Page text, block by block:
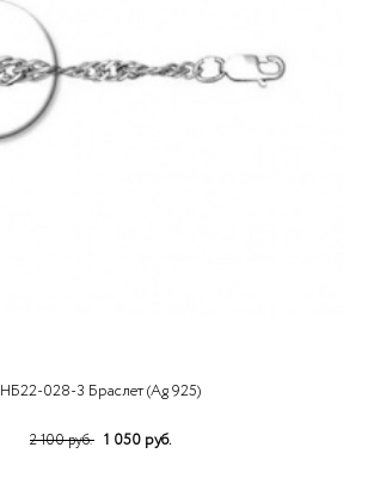
НБ22-028-3 Браслет (Ag 925)
2 100 руб. 1 050 руб.